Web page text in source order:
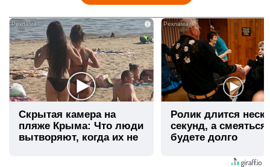
i
Скрытая камера на
пляже Крыма: Что люди
вытворяют, когда их не
Ролик длится
секунд, а
будете долго